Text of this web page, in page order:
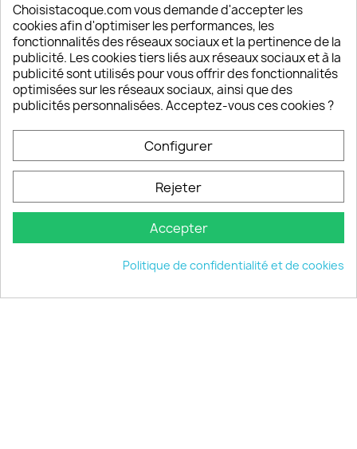
Un SAV à votre écoute
Notre SAV est disponible 6/7J de 10h à 18H
INFORMATIONS 
VOTRE COMPTE 
INFORMATIONS keyboard_arrow_down
© 2026 - choisistacoque.com
Choisistacoque.com vous demande d'accepter les
cookies afin d'optimiser les performances, les
fonctionnalités des réseaux sociaux et la pertinence de la
publicité. Les cookies tiers liés aux réseaux sociaux et à la
publicité sont utilisés pour vous offrir des fonctionnalités
optimisées sur les réseaux sociaux, ainsi que des
publicités personnalisées. Acceptez-vous ces cookies ?
Configurer
Rejeter
Accepter
Politique de confidentialité et de cookies